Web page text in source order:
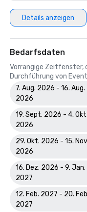
Details anzeigen
Bedarfsdaten
Vorrangige Zeitfenster,
Durchführung von
7. Aug. 2026 - 16. Aug.
2026
19. Sept. 2026 - 4. Okt.
2026
29. Okt. 2026 - 15.
2026
16. Dez. 2026 - 9. Jan.
2027
12. Feb. 2027 - 20.
2027